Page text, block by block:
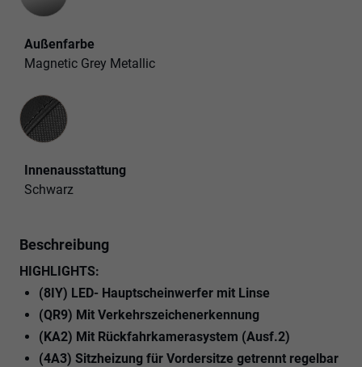
Außenfarbe
Magnetic Grey Metallic
Innenausstattung
Innenausstattung
Schwarz
Beschreibung
HIGHLIGHTS:
(8IY) LED- Hauptscheinwerfer mit Linse
(QR9) Mit Verkehrszeichenerkennung
(KA2) Mit Rückfahrkamerasystem (Ausf.2)
(4A3) Sitzheizung für Vordersitze getrennt regelbar